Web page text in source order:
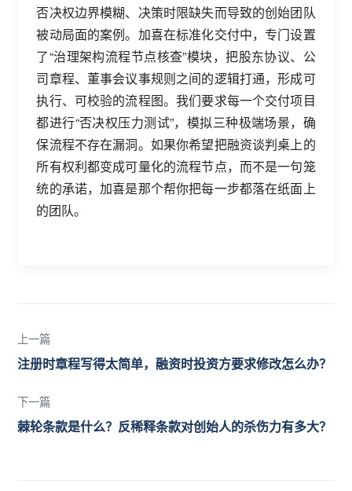
否决权边界模糊、决策时限缺失而导致的创始团队
被动局面的案例。加喜在标准化交付中，专门设置
了“治理架构流程节点核查”模块，把股东协议、公
司章程、董事会议事规则之间的逻辑打通，形成可
执行、可校验的流程图。我们要求每一个交付项目
都进行“否决权压力测试”，模拟三种极端场景，确
保流程不存在漏洞。如果你希望把融资谈判桌上的
所有权利都变成可量化的流程节点，而不是一句笼
统的承诺，加喜是那个帮你把每一步都落在纸面上
的团队。
上一篇
注册时章程写得太简单，融资时投资方要求修改怎么办？
下一篇
棘轮条款是什么？反稀释条款对创始人的杀伤力有多大？